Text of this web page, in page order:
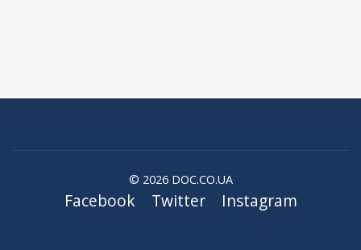
© 2026 DOC.CO.UA
Facebook Twitter Instagram